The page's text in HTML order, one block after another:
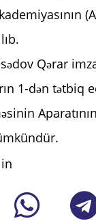
Qərar
1-dən tətbiq